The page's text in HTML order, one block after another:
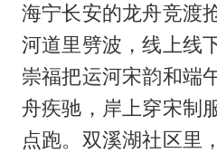
海宁长安的龙舟竞渡
河道里劈波，线上线
崇福把运河宋韵和端
舟疾驰，岸上穿宋制
点跑。双溪湖社区里